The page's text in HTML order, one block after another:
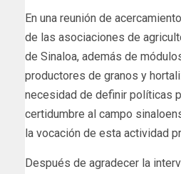
En una reunión de
de las asociaciones de
de Sinaloa, además de
productores de granos y
necesidad de definir políticas
certidumbre al campo
la vocación de esta actividad
Después de agradecer la